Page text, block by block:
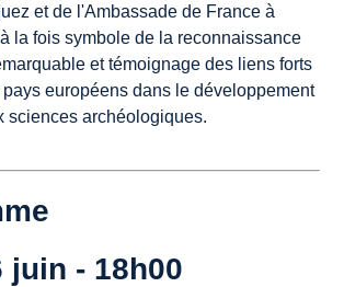
et de l'Ambassade de France à
la fois symbole de la reconnaissance
et témoignage des liens forts
européens dans le développement
sciences archéologiques.
juin - 18h00